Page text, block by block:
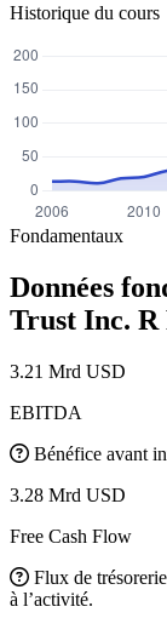
Historique du cours
Fondamentaux
Données
Trust Inc. R
3.21 Mrd USD
EBITDA
Bénéfice avant
3.28 Mrd USD
Free Cash Flow
Flux de
à l’activité.